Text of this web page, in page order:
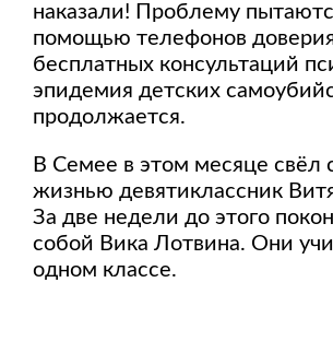
наказали! Проблему
помощью телефонов
бесплатных консультаций
эпидемия детских
продолжается.
В Семее в этом месяце свёл
жизнью девятиклассник
За две недели до этого
собой Вика Лотвина. Они
одном классе.